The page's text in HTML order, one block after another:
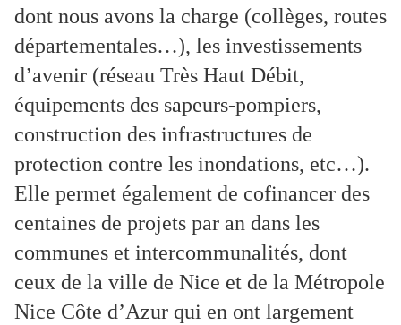
dont nous avons la charge (collèges, routes
départementales…), les investissements
d’avenir (réseau Très Haut Débit,
équipements des sapeurs-pompiers,
construction des infrastructures de
protection contre les inondations, etc…).
Elle permet également de cofinancer des
centaines de projets par an dans les
communes et intercommunalités, dont
ceux de la ville de Nice et de la Métropole
Nice Côte d’Azur qui en ont largement